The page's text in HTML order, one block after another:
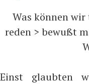
Was können wir
reden > bewußt
Einst glaubten